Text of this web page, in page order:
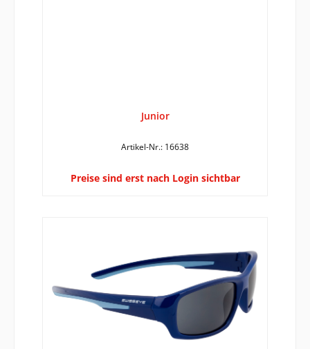
Junior
Artikel-Nr.: 16638
Preise sind erst nach Login sichtbar